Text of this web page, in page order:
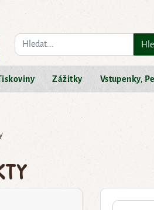
Co hledáte?
Zážitky Vstupenky,